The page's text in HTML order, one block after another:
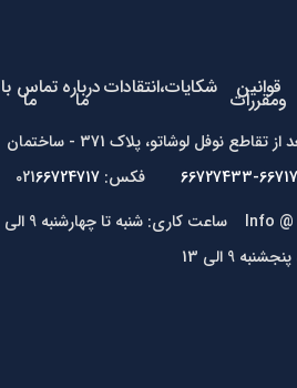
قوانین
ومقررات شکایات،انتقاداتدرباره
ما تماس با
ما
آدرس: تهران، خیابان حافظ، بعد از تقاطع نوفل لوشاتو، پلاک 371 - ساختمان
فکس: 021 66724717
پست الکترونیک: Info @ Ertebat.Co ساعت کاری: شنبه تا چهارشنبه 9 الی